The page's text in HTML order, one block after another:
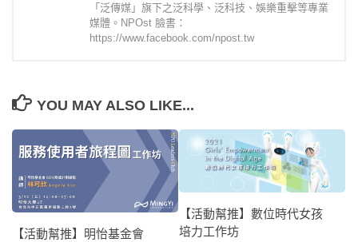
「泛傳媒」旗下之泛科學、泛科技、娛樂重擊等專業
媒體。NPOst 臉書：
https://www.facebook.com/npost.tw
YOU MAY ALSO LIKE...
【活動幫推】明怡基金會
【活動幫推】數位時代女孩
培力工作坊